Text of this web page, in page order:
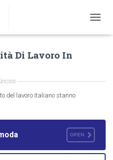
O
N
G
O
Di Lavoro In
del lavoro italiano stanno
OPEN